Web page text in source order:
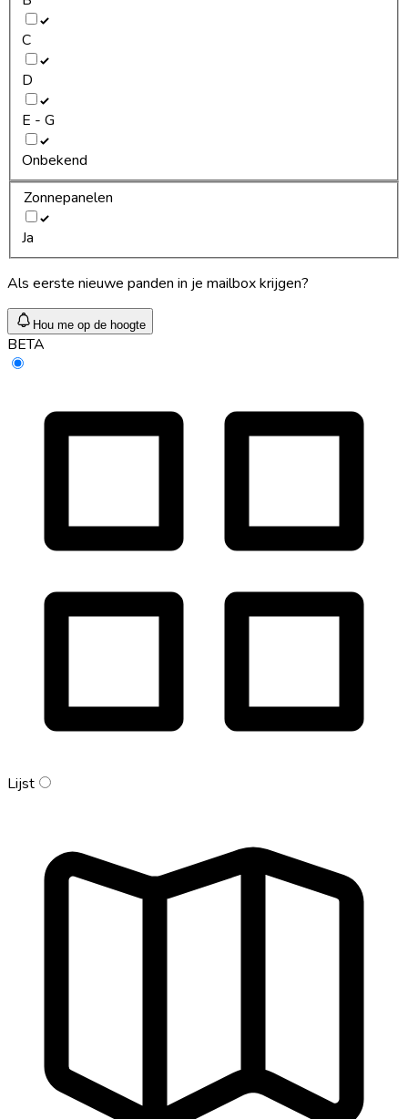
C
D
E - G
Onbekend
Zonnepanelen
Ja
Als eerste nieuwe panden in je mailbox krijgen?
Hou me op de hoogte
BETA
Lijst